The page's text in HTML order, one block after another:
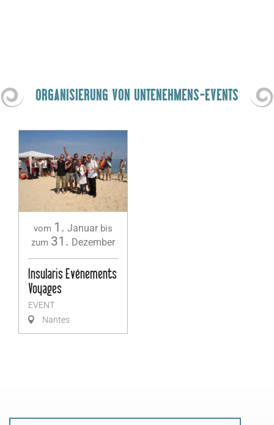
ORGANISIERUNG VON UNTENEHMENS-EVENTS
vom 1. Januar bis
zum 31. Dezember
Insularis Evénements
Voyages
EVENT
Nantes